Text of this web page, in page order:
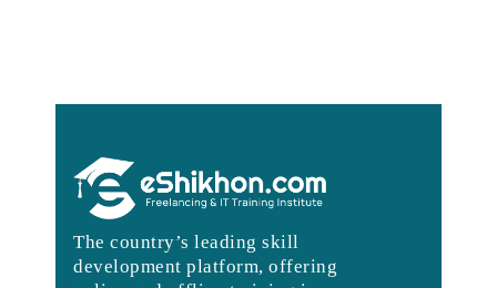
The country’s leading skill
development platform, offering